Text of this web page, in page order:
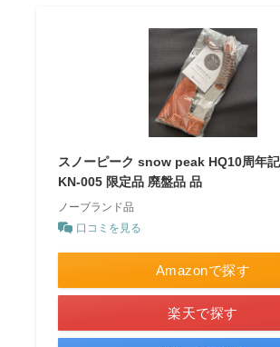
スノーピーク snow peak HQ10周年
KN-005 限定品 廃盤品 品
ノーブランド品
口コミを見る
Amazonで探す
楽天で探す